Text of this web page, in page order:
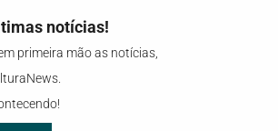
notícias!
primeira mão as notícias,